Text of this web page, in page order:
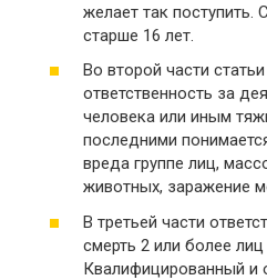
желает так поступить.
старше 16 лет.
Во второй части
ответственность за
человека или иным
последними
вреда группе лиц,
животных, заражение
В третьей части
смерть 2 или более
Квалифицированный и